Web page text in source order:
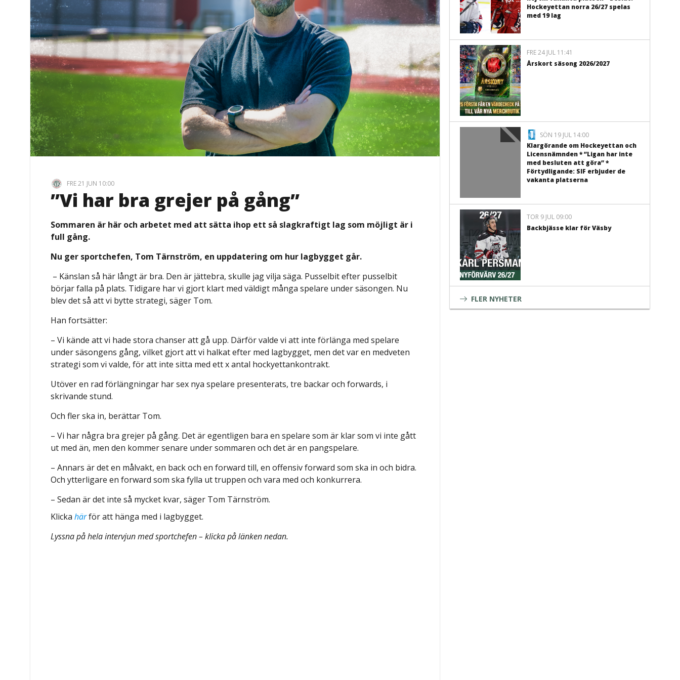
FRE 21 JUN 10:00
”Vi har bra grejer på gång”
Sommaren är här och arbetet med att sätta ihop ett så slagkraftigt lag som möjligt är i
full gång.
Nu ger sportchefen, Tom Tärnström, en uppdatering om hur lagbygget går.
– Känslan så här långt är bra. Den är jättebra, skulle jag vilja säga. Pusselbit efter pusselbit
börjar falla på plats. Tidigare har vi gjort klart med väldigt många spelare under säsongen. Nu
blev det så att vi bytte strategi, säger Tom.
Han fortsätter:
– Vi kände att vi hade stora chanser att gå upp. Därför valde vi att inte förlänga med spelare
under säsongens gång, vilket gjort att vi halkat efter med lagbygget, men det var en medveten
strategi som vi valde, för att inte sitta med ett x antal hockyettankontrakt.
Utöver en rad förlängningar har sex nya spelare presenterats, tre backar och forwards, i
skrivande stund.
Och fler ska in, berättar Tom.
– Vi har några bra grejer på gång. Det är egentligen bara en spelare som är klar som vi inte gått
ut med än, men den kommer senare under sommaren och det är en pangspelare.
– Annars är det en målvakt, en back och en forward till, en offensiv forward som ska in och bidra.
Och ytterligare en forward som ska fylla ut truppen och vara med och konkurrera.
– Sedan är det inte så mycket kvar, säger Tom Tärnström.
Klickahärför att hänga med i lagbygget.
Lyssna på hela intervjun med sportchefen – klicka på länken nedan.
Hockeyettan norra 26/27 spelas
med 19 lag
FRE 24 JUL 11:41
Årskort säsong 2026/2027
SÖN 19 JUL 14:00
Klargörande om Hockeyettan och
Licensnämnden * ”Ligan har inte
med besluten att göra” *
Förtydligande: SIF erbjuder de
vakanta platserna
TOR 9 JUL 09:00
Backbjässe klar för Väsby
FLER NYHETER